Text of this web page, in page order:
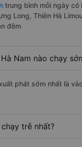
trung bình mỗi ngày có
Long, Thiên Hà
đêm
Nam nào chạy
phát sớm nhất là
trễ nhất?